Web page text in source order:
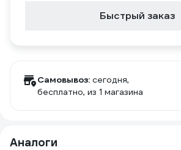
Быстрый заказ
Самовывоз: сегодня,
бесплатно, из 1 магазина
Аналоги